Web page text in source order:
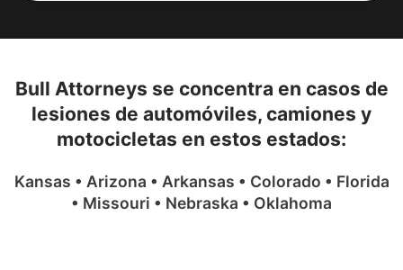
Bull Attorneys se concentra en casos de
lesiones de automóviles, camiones y
motocicletas en estos estados:
Kansas • Arizona • Arkansas • Colorado • Florida
• Missouri • Nebraska • Oklahoma